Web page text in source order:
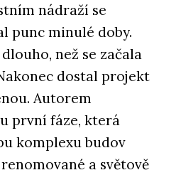
nádraží se
punc minulé doby.
než se začala
dostal projekt
Autorem
první fáze, která
komplexu budov
a světově